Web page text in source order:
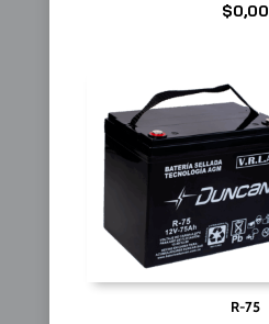
$0,00
R-75